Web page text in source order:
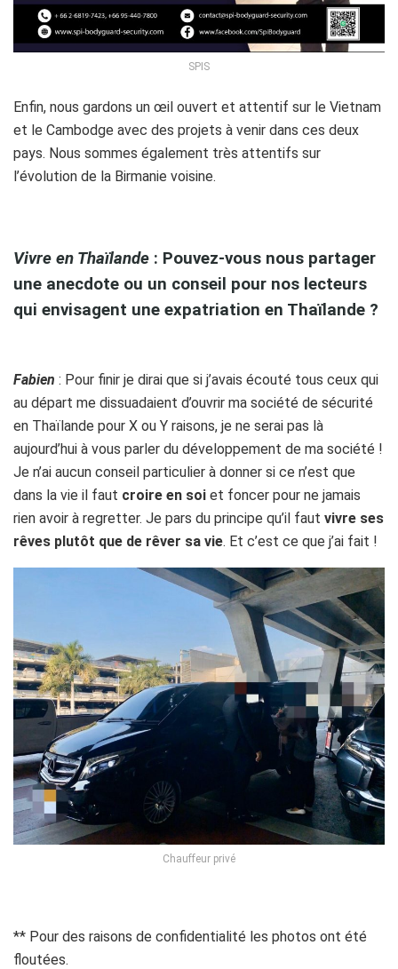
SPIS
Enfin, nous gardons un œil ouvert et attentif sur le Vietnam
et le Cambodge avec des projets à venir dans ces deux
pays. Nous sommes également très attentifs sur
l’évolution de la Birmanie voisine.
Vivre en Thaïlande : Pouvez-vous nous partager
une anecdote ou un conseil pour nos lecteurs
qui envisagent une expatriation en Thaïlande ?
Fabien : Pour finir je dirai que si j’avais écouté tous ceux qui
au départ me dissuadaient d’ouvrir ma société de sécurité
en Thaïlande pour X ou Y raisons, je ne serai pas là
aujourd’hui à vous parler du développement de ma société !
Je n’ai aucun conseil particulier à donner si ce n’est que
dans la vie il faut croire en soi et foncer pour ne jamais
rien avoir à regretter. Je pars du principe qu’il faut vivre ses
rêves plutôt que de rêver sa vie. Et c’est ce que j’ai fait !
Chauffeur privé
** Pour des raisons de confidentialité les photos ont été
floutées.